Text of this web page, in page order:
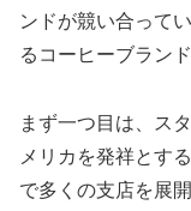
ンドが競い合って
るコーヒーブラン
まず一つ目は、ス
メリカを発祥とす
で多くの支店を展